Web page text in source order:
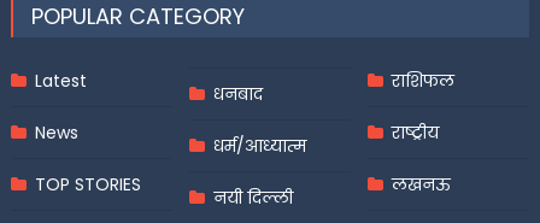
POPULAR CATEGORY
Latest
News
TOP STORIES
धनबाद
धर्म/आध्यात्म
नयी दिल्ली
राशिफल
राष्ट्रीय
लखनऊ